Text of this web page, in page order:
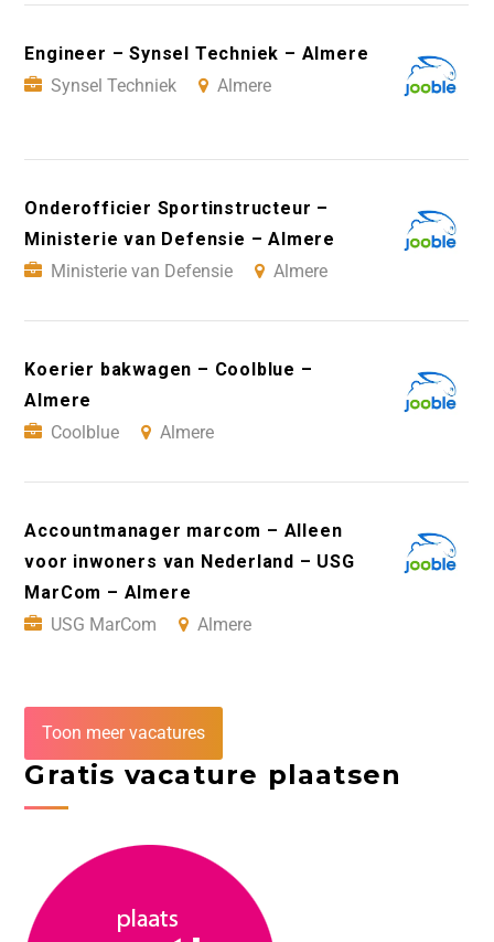
Engineer – Synsel Techniek – Almere
Synsel Techniek
Almere
Onderofficier Sportinstructeur –
Ministerie van Defensie – Almere
Ministerie van Defensie
Almere
Koerier bakwagen – Coolblue –
Almere
Coolblue
Almere
Accountmanager marcom – Alleen
voor inwoners van Nederland – USG
MarCom – Almere
USG MarCom
Almere
Toon meer vacatures
Gratis vacature plaatsen